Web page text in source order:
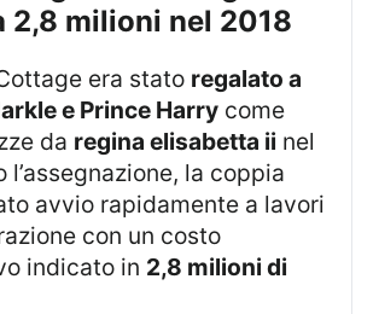
2,8 milioni nel 2018
era stato regalato a
e Prince Harry come
da regina elisabetta ii nel
l’assegnazione, la coppia
avvio rapidamente a lavori
con un costo
indicato in 2,8 milioni di